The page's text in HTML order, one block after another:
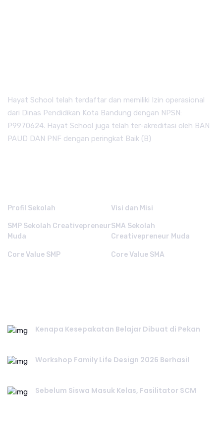
Hayat School telah terdaftar dan memiliki Izin operasional
dari Dinas Pendidikan Kota Bandung dengan NPSN:
P9970624. Hayat School juga telah ter-akreditasi oleh BAN
PAUD DAN PNF dengan peringkat Baik (B)
Profil Sekolah Visi dan Misi
SMP Sekolah Creativepreneur
Muda
SMA Sekolah
Creativepreneur Muda
Core Value SMP Core Value SMA
Kenapa Kesepakatan Belajar Dibuat di Pekan
Workshop Family Life Design 2026 Berhasil
Sebelum Siswa Masuk Kelas, Fasilitator SCM